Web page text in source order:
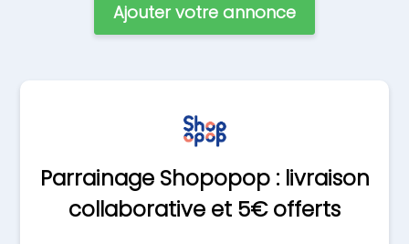
Ajouter votre annonce
Parrainage Shopopop : livraison
collaborative et 5€ offerts